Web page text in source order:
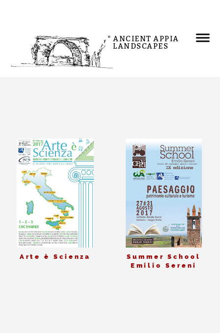
ANCIENT APPIA
LANDSCAPES
Arte è Scienza
Summer School
Emilio Sereni